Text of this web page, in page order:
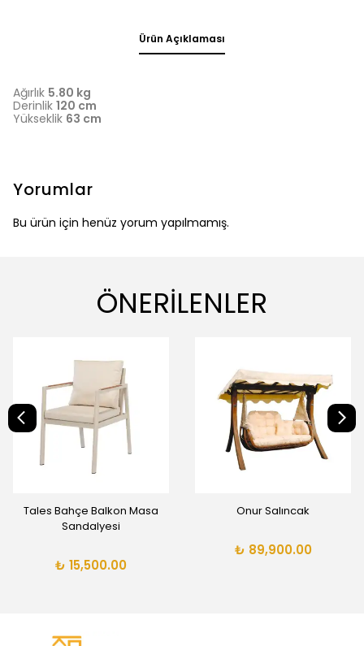
Ürün Açıklaması
Ağırlık 5.80 kg
Derinlik 120 cm
Yükseklik 63 cm
Yorumlar
Bu ürün için henüz yorum yapılmamış.
ÖNERİLENLER
Tales Bahçe Balkon Masa
Sandalyesi
₺ 15,500.00
Onur Salıncak
₺ 89,900.00